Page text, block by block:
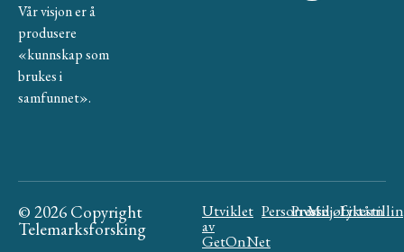
Vår visjon er å
produsere
«kunnskap som
brukes i
samfunnet».
© 2026 Copyright
Telemarksforsking
Utviklet
av
GetOnNet
Personvern
Presse
Miljøfyrtårn